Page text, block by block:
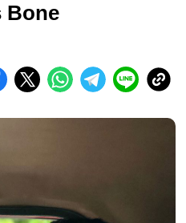
Bone